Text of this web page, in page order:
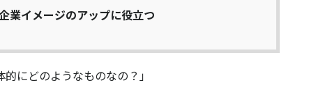
業イメージのアップに役立つ
にどのようなものなの？」